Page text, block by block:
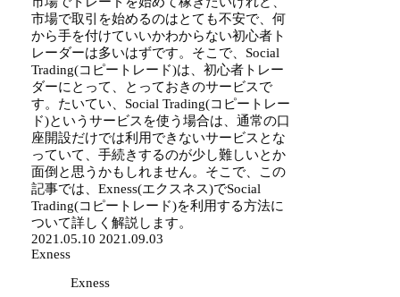
市場で取引を始めるのはとても不安で、何
から手を付けていいかわからない初心者ト
レーダーは多いはずです。そこで、Social
Trading(コピートレード)は、初心者トレー
ダーにとって、とっておきのサービスで
す。たいてい、Social Trading(コピートレー
ド)というサービスを使う場合は、通常の口
座開設だけでは利用できないサービスとな
っていて、手続きするのが少し難しいとか
面倒と思うかもしれません。そこで、この
記事では、Exness(エクスネス)でSocial
Trading(コピートレード)を利用する方法に
ついて詳しく解説します。
2021.05.10 2021.09.03
Exness
Exness